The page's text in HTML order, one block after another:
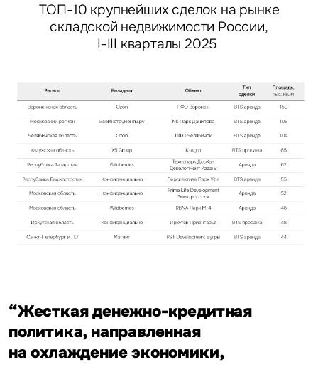
ТОП-10 крупнейших сделок на рынке
складской недвижимости России,
I-III кварталы 2025
“Жесткая денежно-кредитная
политика, направленная
на охлаждение экономики,